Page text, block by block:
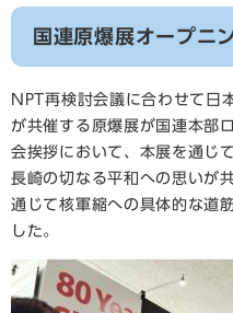
国連原爆展オープニ
​NPT再検討会議に合わせて日
が共催する原爆展が国連本部
会挨拶において、本展を通じ
長崎の切なる平和への思いが
通じて核軍縮への具体的な道
した。​